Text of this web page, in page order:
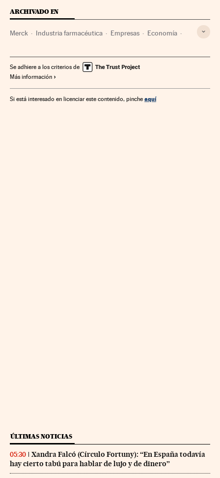
ARCHIVADO EN
Merck Industria farmacéutica Empresas Economía
Se adhiere a los criterios de
Más información
Si está interesado en licenciar este contenido, pinche aquí
ÚLTIMAS NOTICIAS
05:30
Xandra Falcó (Círculo Fortuny): “En España todavía
hay cierto tabú para hablar de lujo y de dinero”